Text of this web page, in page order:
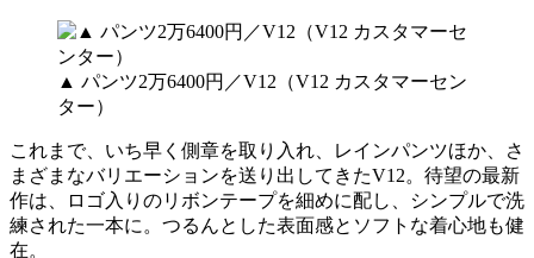
▲ パンツ2万6400円／V12（V12 カスタマーセン
ター）
これまで、いち早く側章を取り入れ、レインパンツほか、さ
まざまなバリエーションを送り出してきたV12。待望の最新
作は、ロゴ入りのリボンテープを細めに配し、シンプルで洗
練された一本に。つるんとした表面感とソフトな着心地も健
在。